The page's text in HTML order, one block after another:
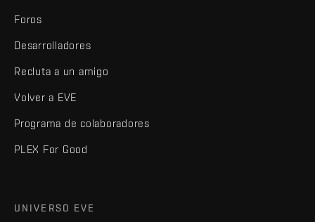
Foros
Desarrolladores
Recluta a un amigo
Volver a EVE
Programa de colaboradores
PLEX For Good
UNIVERSO EVE